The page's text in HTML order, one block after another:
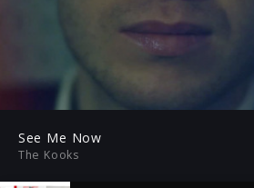
Play
See Me Now
The Kooks